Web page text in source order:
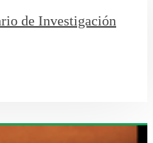
de Investigación